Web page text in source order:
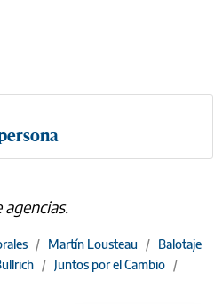
/ Martín Lousteau / Balotaje
/ Juntos por el Cambio /